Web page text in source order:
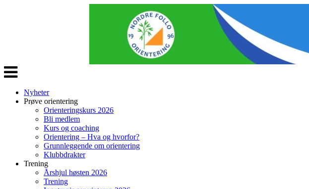
Veksle
navigasjon
Nyheter
Prøve orientering
Orienteringskurs 2026
Bli medlem
Kurs og coaching
Orientering – Hva og hvorfor?
Grunnleggende om orientering
Klubbdrakter
Trening
Årshjul høsten 2026
Trening